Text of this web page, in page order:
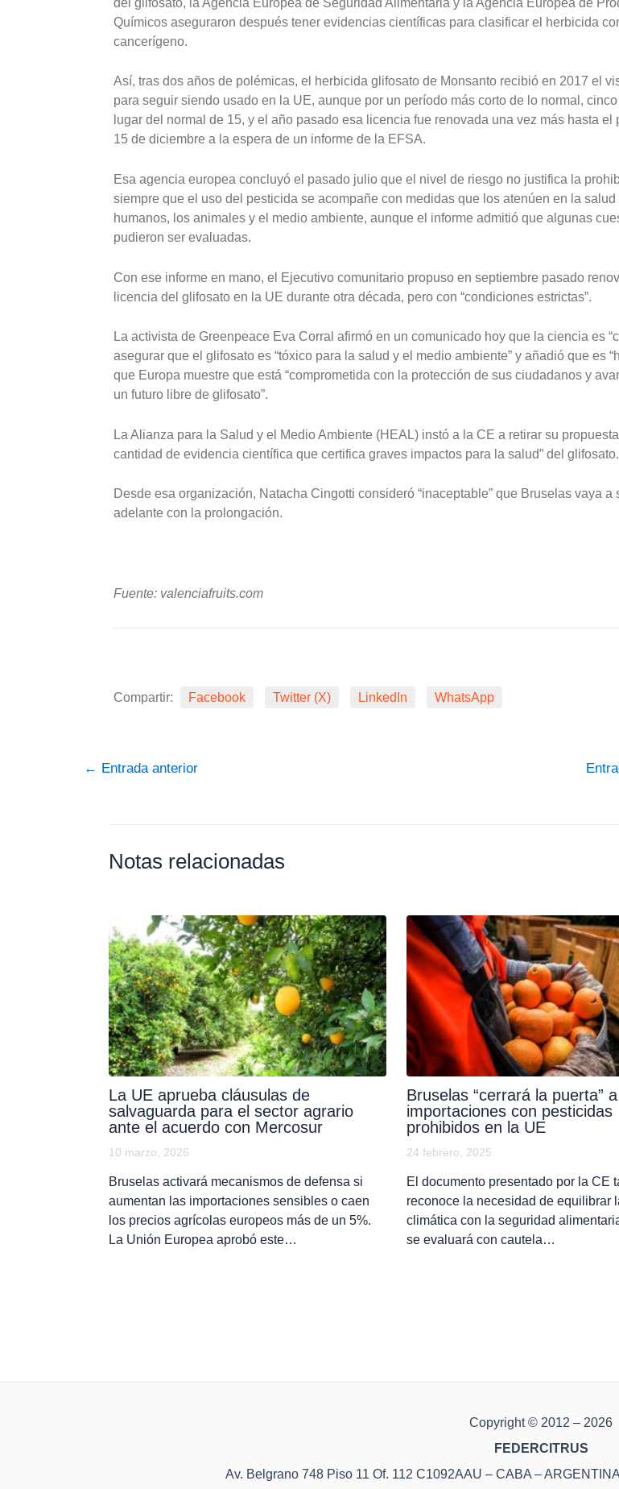
Químicos aseguraron después tener evidencias científicas para clasificar el herbicida
cancerígeno.
Así, tras dos años de polémicas, el herbicida glifosato de Monsanto recibió en 2017 el
para seguir siendo usado en la UE, aunque por un período más corto de lo normal,
lugar del normal de 15, y el año pasado esa licencia fue renovada una vez más hasta el
15 de diciembre a la espera de un informe de la EFSA.
Esa agencia europea concluyó el pasado julio que el nivel de riesgo no justifica la
siempre que el uso del pesticida se acompañe con medidas que los atenúen en la salud
humanos, los animales y el medio ambiente, aunque el informe admitió que algunas
pudieron ser evaluadas.
Con ese informe en mano, el Ejecutivo comunitario propuso en septiembre pasado
licencia del glifosato en la UE durante otra década, pero con “condiciones estrictas”.
La activista de Greenpeace Eva Corral afirmó en un comunicado hoy que la ciencia es
asegurar que el glifosato es “tóxico para la salud y el medio ambiente” y añadió que es
que Europa muestre que está “comprometida con la protección de sus ciudadanos y
un futuro libre de glifosato”.
La Alianza para la Salud y el Medio Ambiente (HEAL) instó a la CE a retirar su
cantidad de evidencia científica que certifica graves impactos para la salud” del glifosato.
Desde esa organización, Natacha Cingotti consideró “inaceptable” que Bruselas vaya a
adelante con la prolongación.
Fuente: valenciafruits.com
Compartir: Facebook Twitter (X) LinkedIn WhatsApp
← Entrada anterior
Notas relacionadas
La UE aprueba cláusulas de
salvaguarda para el sector agrario
ante el acuerdo con Mercosur
10 marzo, 2026
Bruselas activará mecanismos de defensa si
aumentan las importaciones sensibles o caen
los precios agrícolas europeos más de un 5%.
La Unión Europea aprobó este…
Bruselas “cerrará la puerta”
importaciones con pesticidas
prohibidos en la UE
24 febrero, 2025
El documento presentado por la CE
reconoce la necesidad de equilibrar
climática con la seguridad
se evaluará con cautela…
Copyright © 2012 – 2026
FEDERCITRUS
Av. Belgrano 748 Piso 11 Of. 112 C1092AAU – CABA – ARGENTINA